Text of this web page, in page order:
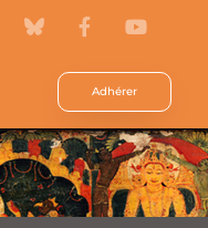
Adhérer